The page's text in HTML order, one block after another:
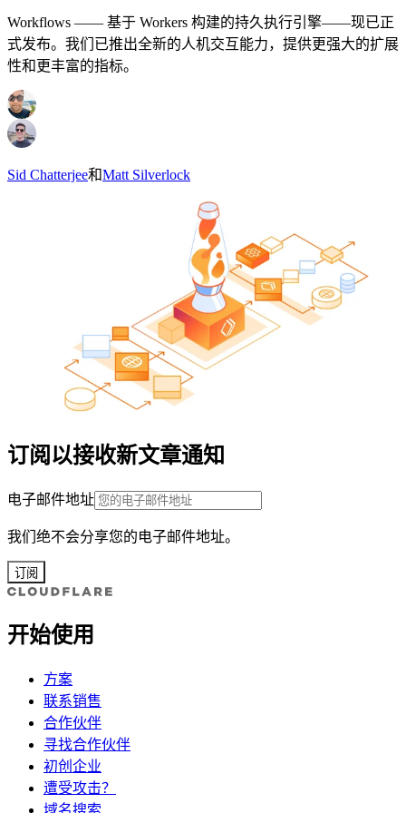
Workflows —— 基于 Workers 构建的持久执行引擎——现已正
式发布。我们已推出全新的人机交互能力，提供更强大的扩展
性和更丰富的指标。
Sid Chatterjee和Matt Silverlock
订阅以接收新文章通知
电子邮件地址
我们绝不会分享您的电子邮件地址。
订阅
开始使用
方案
联系销售
合作伙伴
寻找合作伙伴
初创企业
遭受攻击？